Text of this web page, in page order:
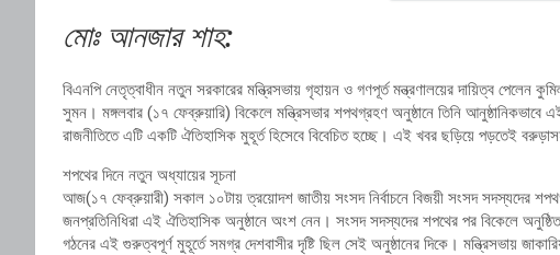
মোঃ আনজার শাহ:
বিএনপি নেতৃত্বাধীন নতুন সরকারের মন্ত্রিসভায় গৃহায়ন ও গণপূর্ত মন্ত্রণালয়ের দায়িত্ব পেলেন
সুমন। মঙ্গলবার (১৭ ফেব্রুয়ারি) বিকেলে মন্ত্রিসভার শপথগ্রহণ অনুষ্ঠানে তিনি
রাজনীতিতে এটি একটি ঐতিহাসিক মুহূর্ত হিসেবে বিবেচিত হচ্ছে। এই খবর ছড়িয়ে পড়তেই
শপথের দিনে নতুন অধ্যায়ের সূচনা
আজ(১৭ ফেব্রুয়ারী) সকাল ১০টায় ত্রয়োদশ জাতীয় সংসদ নির্বাচনে বিজয়ী সংসদ সদস্যদের
জনপ্রতিনিধিরা এই ঐতিহাসিক অনুষ্ঠানে অংশ নেন। সংসদ সদস্যদের শপথের পর বিকেলে
গঠনের এই গুরুত্বপূর্ণ মুহূর্তে সমগ্র দেশবাসীর দৃষ্টি ছিল সেই অনুষ্ঠানের দিকে। মন্ত্রিসভায়